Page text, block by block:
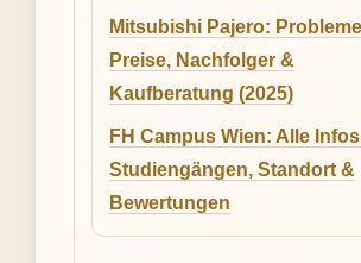
Mitsubishi Pajero:
Preise, Nachfolger &
Kaufberatung (2025)
FH Campus Wien: Alle
Studiengängen, Standort &
Bewertungen